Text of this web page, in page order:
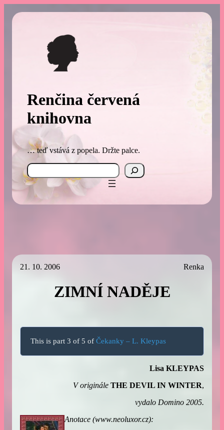
Renčina červená
knihovna
… teď vstává z popela. Držte palce.
Search
21. 10. 2006 Renka
ZIMNÍ NADĚJE
This is part 3 of 5 of Čekanky – L. Kleypas
Lisa KLEYPAS
V originále THE DEVIL IN WINTER,
vydalo Domino 2005.
Anotace (www.neoluxor.cz):